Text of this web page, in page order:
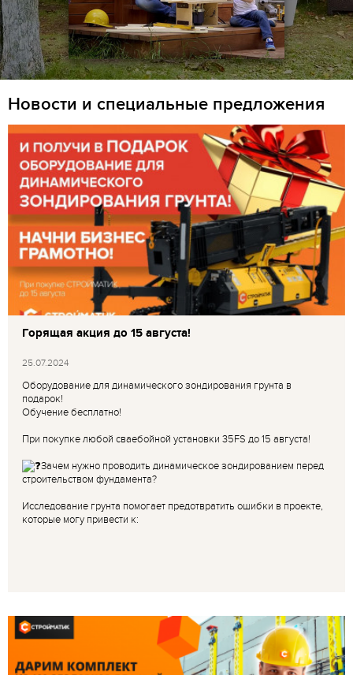
Новости и специальные предложения
Горящая акция до 15 августа!
25.07.2024
Оборудование для динамического зондирования грунта в
подарок!
Обучение бесплатно!
При покупке любой сваебойной установки 35FS до 15 августа!
Зачем нужно проводить динамическое зондированием перед
строительством фундамента?
Исследование грунта помогает предотвратить ошибки в проекте,
которые могу привести к: